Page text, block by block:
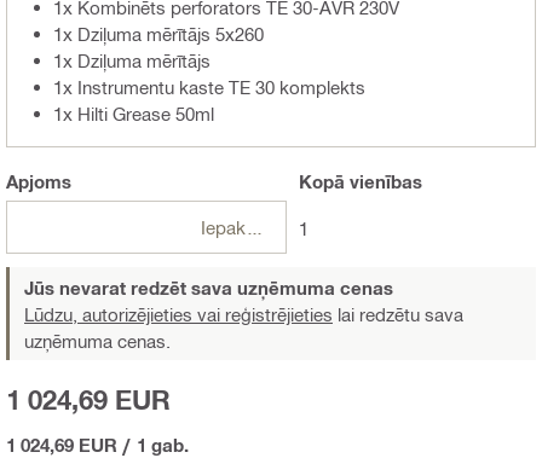
1x Kombinēts perforators TE 30-AVR 230V
1x Dziļuma mērītājs 5x260
1x Dziļuma mērītājs
1x Instrumentu kaste TE 30 komplekts
1x Hilti Grease 50ml
Apjoms Kopā vienības
1
Jūs nevarat redzēt sava uzņēmuma cenas
Lūdzu, autorizējieties vai reģistrējieties lai redzētu sava
uzņēmuma cenas.
1 024,69 EUR
1 024,69 EUR / 1 gab.